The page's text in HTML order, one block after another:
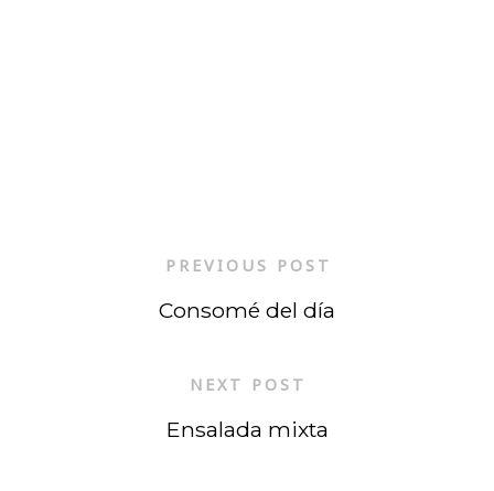
PREVIOUS POST
Consomé del día
NEXT POST
Ensalada mixta